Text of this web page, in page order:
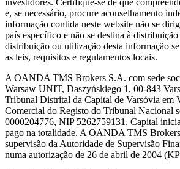
e, se necessário, procure aconselhamento
informação contida neste website não se
país específico e não se destina à distribuição
distribuição ou utilização desta informação
as leis, requisitos e regulamentos locais.
A OANDA TMS Brokers S.A. com sede
Warsaw UNIT, Daszyńskiego 1, 00-843
Tribunal Distrital da Capital de Varsóvia em
Comercial do Registo do Tribunal Nacional
0000204776, NIP 5262759131, Capital
pago na totalidade. A OANDA TMS
supervisão da Autoridade de Supervisão
numa autorização de 26 de abril de 2004